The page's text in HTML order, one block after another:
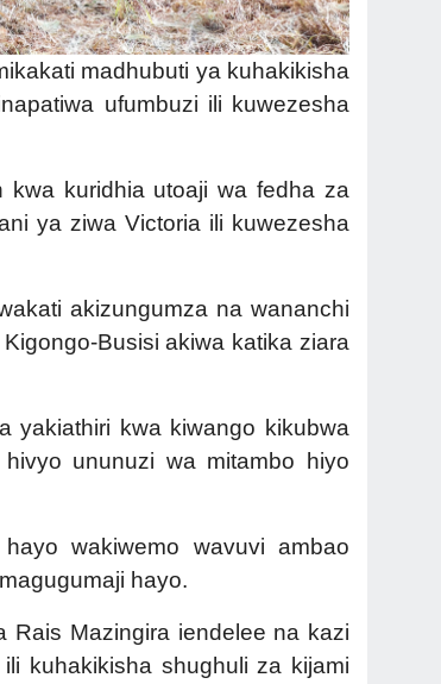
madhubuti ya kuhakikisha
ufumbuzi ili kuwezesha
kwa kuridhia utoaji wa fedha za
ya ziwa Victoria ili kuwezesha
akizungumza na wananchi
Busisi akiwa katika ziara
yakiathiri kwa kiwango kikubwa
ununuzi wa mitambo hiyo
wakiwemo wavuvi ambao
hayo.
Rais Mazingira iendelee na kazi
kuhakikisha shughuli za kijami